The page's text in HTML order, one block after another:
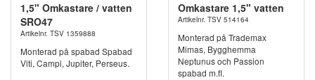
1,5" Omkastare / vatten
SRO47
Artikelnr. TSV 1359888
Monterad på spabad Spabad
Viti, Campi, Jupiter, Perseus.
Omkastare 1,5" vatten
Artikelnr. TSV 514164
Monterad på Trademax
Mimas, Bygghemma
Neptunus och Passion
spabad m.fl.